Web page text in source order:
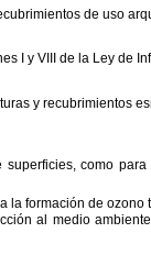
de uso
y VIII de la Ley de
y recubrimientos
superficies, como para
a la formación de ozono
al medio ambiente